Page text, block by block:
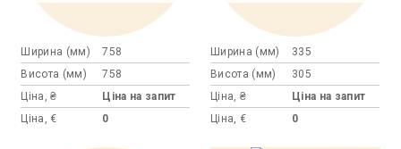
Ширина (мм)
758
Висота (мм)
758
Ціна, ₴
Ціна на запит
Ціна, €
0
Ширина (мм)
335
Висота (мм)
305
Ціна, ₴
Ціна на запит
Ціна, €
0